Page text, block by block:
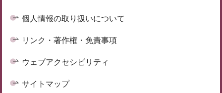
個人情報の取り扱いについて
リンク・著作権・免責事項
ウェブアクセシビリティ
サイトマップ